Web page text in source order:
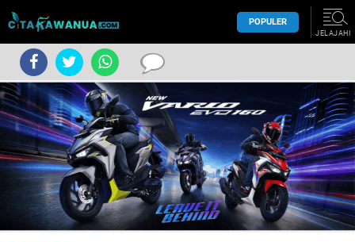
POPULER
JELAJAHI